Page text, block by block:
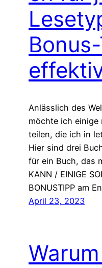
Anlässlich des
möchte ich einige
teilen, die ich in
Hier sind drei
für ein Buch, das
KANN / EINIGE
BONUSTIPP am
April 23, 2023